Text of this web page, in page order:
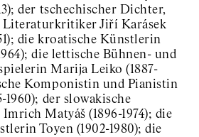
der tschechischer Dichter,
Jiří Karásek
die kroatische Künstlerin
die lettische Bühnen- und
Marija Leiko (1887-
Komponistin und Pianistin
1960); der slowakische
Matyáš (1896-1974); die
Toyen (1902-1980); die